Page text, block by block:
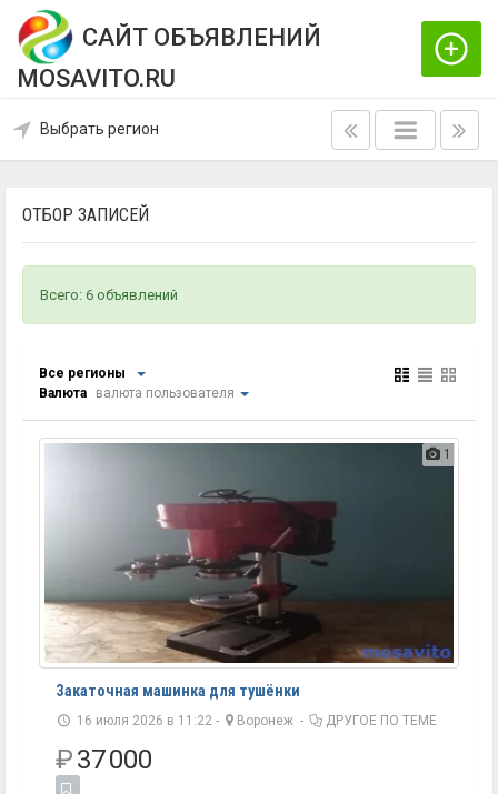
САЙТ ОБЪЯВЛЕНИЙ
MOSAVITO.RU
Выбрать регион
ОТБОР ЗАПИСЕЙ
Всего: 6 объявлений
Все регионы
Валюта
валюта пользователя
1
Закаточная машинка для тушёнки
16 июля 2026 в 11:22 - Воронеж - ДРУГОЕ ПО ТЕМЕ
₽37 000